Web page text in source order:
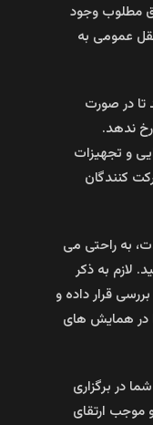
مطلوب وجود
عمومی به
تا در صورت
ندهد.
و تجهیزات
کنندگان
به راحتی می‌
لازم به ذکر
قرار داده و
در همایش‌ های
در برگزاری
ارتقای